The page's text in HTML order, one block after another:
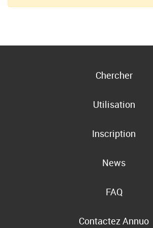
Chercher
Utilisation
Inscription
News
FAQ
Contactez Annuo